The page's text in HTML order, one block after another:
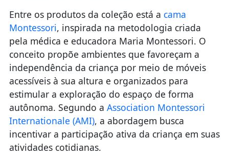
Entre os produtos da coleção está a cama
Montessori, inspirada na metodologia criada
pela médica e educadora Maria Montessori. O
conceito propõe ambientes que favoreçam a
independência da criança por meio de móveis
acessíveis à sua altura e organizados para
estimular a exploração do espaço de forma
autônoma. Segundo a Association Montessori
Internationale (AMI), a abordagem busca
incentivar a participação ativa da criança em suas
atividades cotidianas.